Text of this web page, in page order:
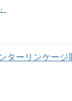
ターリンケージ